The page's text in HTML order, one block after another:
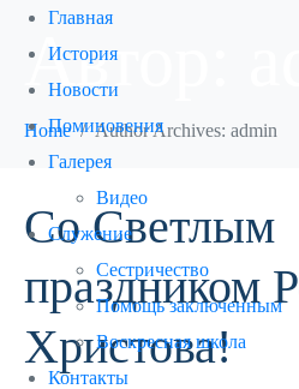
Главная
История
Новости
Поминовения
Галерея
Видео
Служение
Сестричество
Помощь заключенным
Воскресная школа
Контакты
Автор:
Home Author Archives: admin
Со Светлым
праздником
Христова!